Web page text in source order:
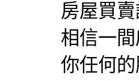
房屋買
相信一
你任何